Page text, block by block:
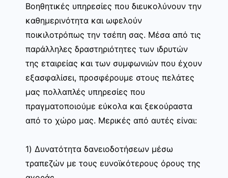
Βοηθητικές υπηρεσίες που διευκολύνουν την
καθημερινότητα και ωφελούν
ποικιλοτρόπως την τσέπη σας. Μέσα από τις
παράλληλες δραστηριότητες των ιδρυτών
της εταιρείας και των συμφωνιών που έχουν
εξασφαλίσει, προσφέρουμε στους πελάτες
μας πολλαπλές υπηρεσίες που
πραγματοποιούμε εύκολα και ξεκούραστα
από το χώρο μας. Μερικές από αυτές είναι:
1) Δυνατότητα δανειοδοτήσεων μέσω
τραπεζών με τους ευνοϊκότερους όρους της